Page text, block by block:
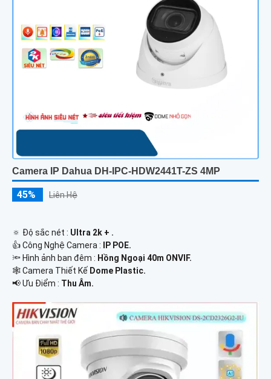
Camera IP Dahua DH-IPC-HDW2441T-ZS 4MP
45% Liên Hệ
🔅 Độ sắc nét : Ultra 2k + .
👍 Công Nghệ Camera :
IP POE.
🔦 Hình ảnh ban đêm : Hồng Ngoại 40m ONVIF.
🕸️ Camera Thiết Kế Dome Plastic.
️📢 Ưu Điểm : Thu Âm.